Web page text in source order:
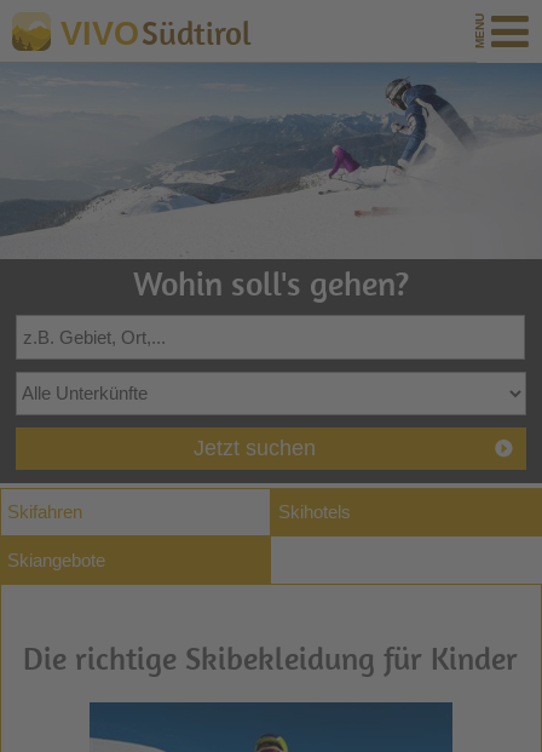
VIVOSüdtirol
Wohin soll's gehen?
Jetzt suchen
Skifahren Skihotels
Skiangebote
Die richtige Skibekleidung für Kinder